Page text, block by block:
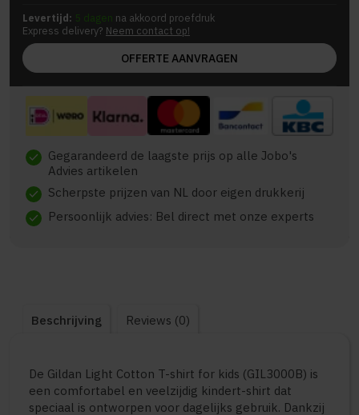
Levertijd: 5 dagen na akkoord proefdruk
Express delivery? Neem contact op!
OFFERTE AANVRAGEN
check Gegarandeerd de laagste prijs op alle Jobo's
Advies artikelen
check Scherpste prijzen van NL door eigen drukkerij
check Persoonlijk advies: Bel direct met onze experts
Beschrijving Reviews (0)
De Gildan Light Cotton T-shirt for kids (GIL3000B) is
een comfortabel en veelzijdig kindert-shirt dat
speciaal is ontworpen voor dagelijks gebruik. Dankzij